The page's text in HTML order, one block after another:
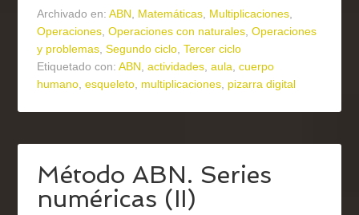
Archivado en:ABN, Matemáticas, Multiplicaciones,
Operaciones,Operaciones con naturales,Operaciones
y problemas,Segundo ciclo,Tercer ciclo
Etiquetado con:ABN,actividades,aula,cuerpo
humano,esqueleto, multiplicaciones, pizarra digital
Método ABN. Series
numéricas (II)